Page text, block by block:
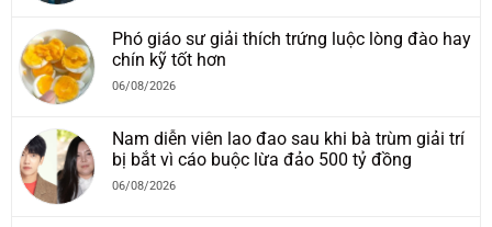
Phó giáo sư giải thích trứng luộc lòng đào hay
chín kỹ tốt hơn
06/08/2026
Nam diễn viên lao đao sau khi bà trùm giải trí
bị bắt vì cáo buộc lừa đảo 500 tỷ đồng
06/08/2026